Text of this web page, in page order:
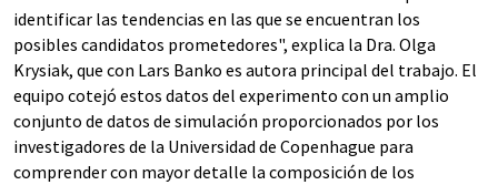
identificar las tendencias en las que se encuentran los
posibles candidatos prometedores", explica la Dra. Olga
Krysiak, que con Lars Banko es autora principal del trabajo. El
equipo cotejó estos datos del experimento con un amplio
conjunto de datos de simulación proporcionados por los
investigadores de la Universidad de Copenhague para
comprender con mayor detalle la composición de los